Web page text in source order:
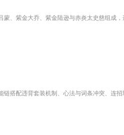
、紫金大乔、紫金陆逊与赤炎太史慈组成，
搭配违背套装机制、心法与词条冲突、连招